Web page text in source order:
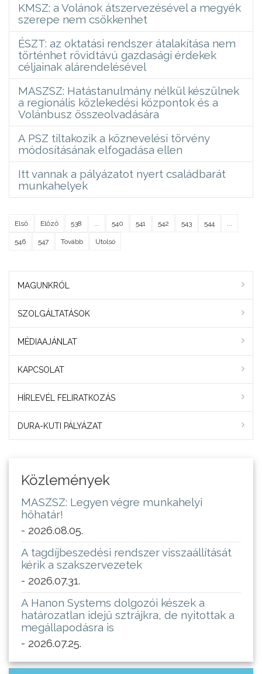
KMSZ: a Volánok átszervezésével a megyék
szerepe nem csökkenhet
ÉSZT: az oktatási rendszer átalakítása nem
történhet rövidtávú gazdasági érdekek
céljainak alárendelésével
MASZSZ: Hatástanulmány nélkül készülnek
a regionális közlekedési központok és a
Volánbusz összeolvadására
A PSZ tiltakozik a köznevelési törvény
módosításának elfogadása ellen
Itt vannak a pályázatot nyert családbarát
munkahelyek
Első Előző 538 540 541 542 543 544
546 547 Tovább Utolsó
MAGUNKRÓL
SZOLGÁLTATÁSOK
MÉDIAAJÁNLAT
KAPCSOLAT
HÍRLEVÉL FELIRATKOZÁS
DURA-KUTI PÁLYÁZAT
Közlemények
MASZSZ: Legyen végre munkahelyi
hőhatár!
- 2026.08.05.
A tagdíjbeszedési rendszer visszaállítását
kérik a szakszervezetek
- 2026.07.31.
A Hanon Systems dolgozói készek a
határozatlan idejű sztrájkra, de nyitottak a
megállapodásra is
- 2026.07.25.